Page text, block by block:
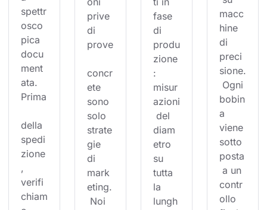
spettr
osco
pica
docu
ment
ata.
Prima
della
spedi
zione
,
verifi
chiam
prive
di
prove
concr
ete
sono
solo
strate
gie
di
mark
eting.
Noi
fase
di
produ
zione
:
misur
azioni
del
diam
etro
su
tutta
la
lungh
macc
hine
di
preci
sione.
Ogni
bobin
a
viene
sotto
posta
a un
contr
ollo